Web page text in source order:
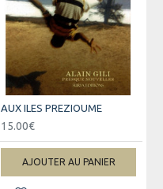
AUX ILES PREZIOUME
15.00€
AJOUTER AU PANIER